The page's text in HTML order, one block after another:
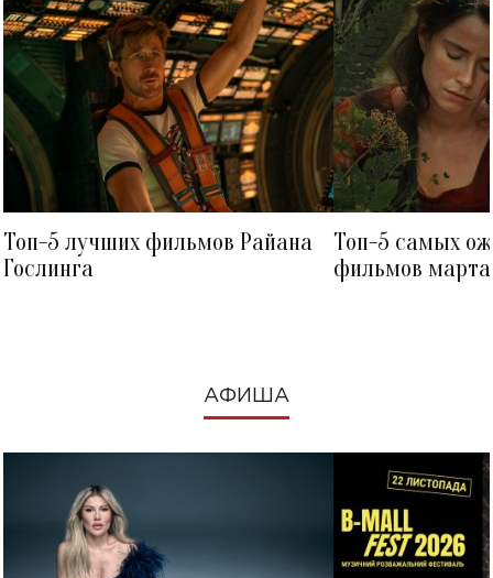
Топ-5 лучших фильмов Райана
Гослинга
Топ-5 самых
фильмов
АФИША